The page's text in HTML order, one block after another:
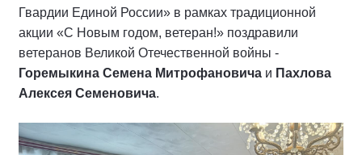
Гвардии Единой России» в рамках традиционной
акции «С Новым годом, ветеран!» поздравили
ветеранов Великой Отечественной войны -
Горемыкина Семена Митрофановича и Пахлова
Алексея Семеновича.